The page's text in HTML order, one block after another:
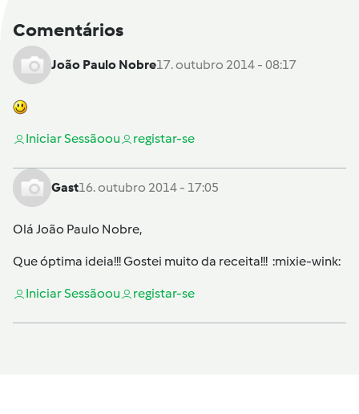
Comentários
João Paulo Nobre17. outubro 2014 - 08:17
Iniciar Sessãoou registar-se
Gast16. outubro 2014 - 17:05
Olá João Paulo Nobre,
Que óptima ideia!!! Gostei muito da receita!!! :mixie-wink:
Iniciar Sessãoou registar-se